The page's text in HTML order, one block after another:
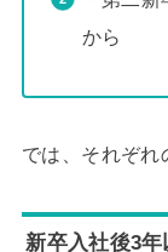
から
では、それぞれ
新卒入社後3